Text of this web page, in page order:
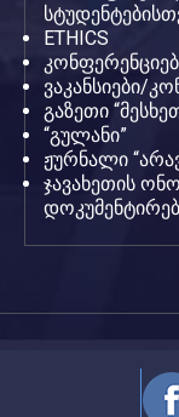
ETHICS
ვაკანსიები/
გაზეთი
“გულანი”
ჟურნალი
ჯავახეთის